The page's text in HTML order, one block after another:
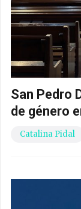
San Pedro
de género
Catalina Pidal